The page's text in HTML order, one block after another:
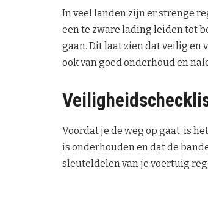
In veel landen zijn er strenge
een te zware lading leiden tot
gaan. Dit laat zien dat veilig
ook van goed onderhoud en
Voordat je de weg op gaat, is
is onderhouden en dat de
sleuteldelen van je voertuig